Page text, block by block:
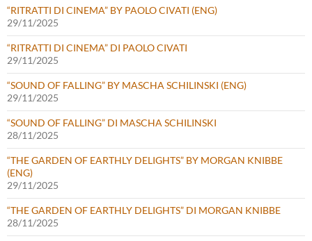
“RITRATTI DI CINEMA” BY PAOLO CIVATI (ENG)
29/11/2025
“RITRATTI DI CINEMA” DI PAOLO CIVATI
29/11/2025
“SOUND OF FALLING” BY MASCHA SCHILINSKI (ENG)
29/11/2025
“SOUND OF FALLING” DI MASCHA SCHILINSKI
28/11/2025
“THE GARDEN OF EARTHLY DELIGHTS” BY MORGAN KNIBBE
(ENG)
29/11/2025
“THE GARDEN OF EARTHLY DELIGHTS” DI MORGAN KNIBBE
28/11/2025